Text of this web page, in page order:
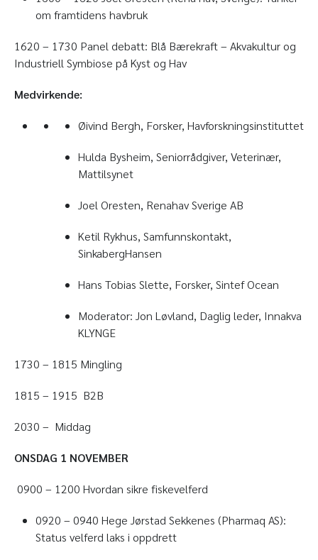
om framtidens havbruk
1620 – 1730 Panel debatt: Blå Bærekraft – Akvakultur og
Industriell Symbiose på Kyst og Hav
Medvirkende:
Øivind Bergh, Forsker, Havforskningsinstituttet
Hulda Bysheim, Seniorrådgiver, Veterinær,
Mattilsynet
Joel Oresten, Renahav Sverige AB
Ketil Rykhus, Samfunnskontakt,
SinkabergHansen
Hans Tobias Slette, Forsker, Sintef Ocean
Moderator: Jon Løvland, Daglig leder, Innakva
KLYNGE
1730 – 1815 Mingling
1815 – 1915 B2B
2030 – Middag
ONSDAG 1 NOVEMBER
0900 – 1200 Hvordan sikre fiskevelferd
0920 – 0940 Hege Jørstad Sekkenes (Pharmaq AS):
Status velferd laks i oppdrett